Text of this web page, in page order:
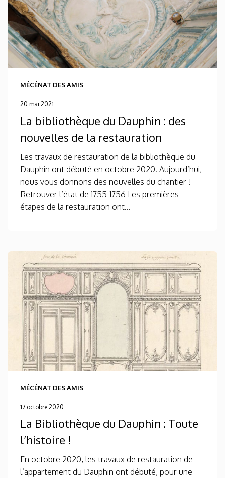
MÉCÉNAT DES AMIS
20 mai 2021
La bibliothèque du Dauphin : des
nouvelles de la restauration
Les travaux de restauration de la bibliothèque du
Dauphin ont débuté en octobre 2020. Aujourd’hui,
nous vous donnons des nouvelles du chantier !
Retrouver l’état de 1755-1756 Les premières
étapes de la restauration ont...
MÉCÉNAT DES AMIS
17 octobre 2020
La Bibliothèque du Dauphin : Toute
l’histoire !
En octobre 2020, les travaux de restauration de
l’appartement du Dauphin ont débuté, pour une